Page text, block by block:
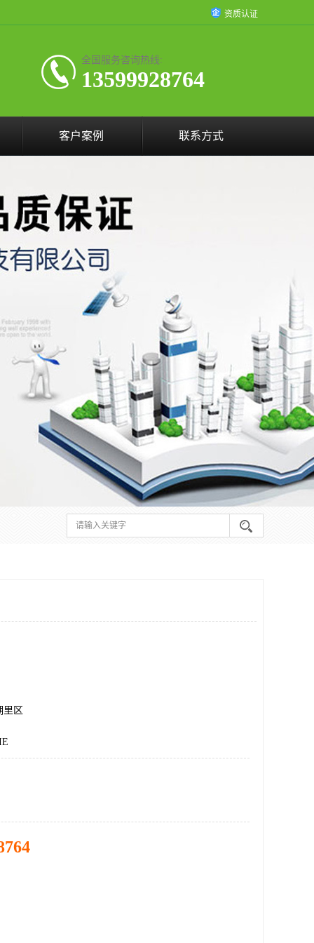
资质认证
全国服务咨询热线:
13599928764
客户案例 联系方式
里区